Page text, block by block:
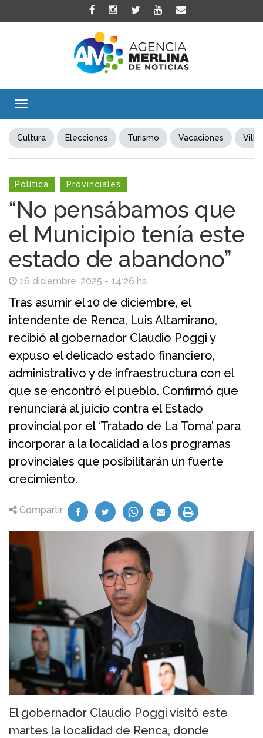
Toggle
Cultura Elecciones Turismo Vacaciones Villa
Política Provinciales
“No pensábamos que
el Municipio tenía este
estado de abandono”
16 diciembre, 2025 - 14:26 hs.
Tras asumir el 10 de diciembre, el
intendente de Renca, Luis Altamirano,
recibió al gobernador Claudio Poggi y
expuso el delicado estado financiero,
administrativo y de infraestructura con el
que se encontró el pueblo. Confirmó que
renunciará al juicio contra el Estado
provincial por el ‘Tratado de La Toma’ para
incorporar a la localidad a los programas
provinciales que posibilitarán un fuerte
crecimiento.
Compartir
El gobernador Claudio Poggi visitó este
martes la localidad de Renca, donde